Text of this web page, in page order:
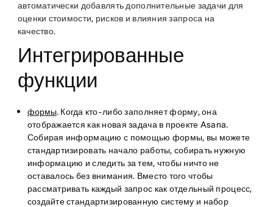
автоматически добавлять дополнительные задачи для
оценки стоимости, рисков и влияния запроса на
качество.
Интегрированные
функции
формы. Когда кто-либо заполняет форму, она
отображается как новая задача в проекте Asana.
Собирая информацию с помощью формы, вы можете
стандартизировать начало работы, собирать нужную
информацию и следить за тем, чтобы ничто не
оставалось без внимания. Вместо того чтобы
рассматривать каждый запрос как отдельный процесс,
создайте стандартизированную систему и набор